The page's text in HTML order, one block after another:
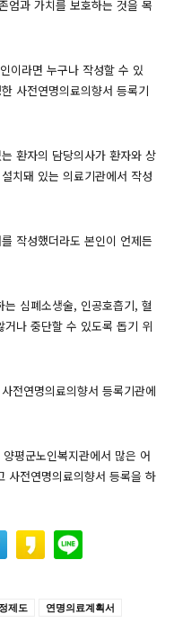
엄과 가치를 보호하는 것을 목
이라면 누구나 작성할 수 있
사전연명의료의향서 등록기
환자의 담당의사가 환자와 상
치돼 있는 의료기관에서 작성
작성했더라도 본인이 언제든
심폐소생술, 인공호흡기, 혈
나 중단할 수 있도록 돕기 위
전연명의료의향서 등록기관에
평군노인복지관에서 많은 어
사전연명의료의향서 등록을 하
제도 연명의료계획서